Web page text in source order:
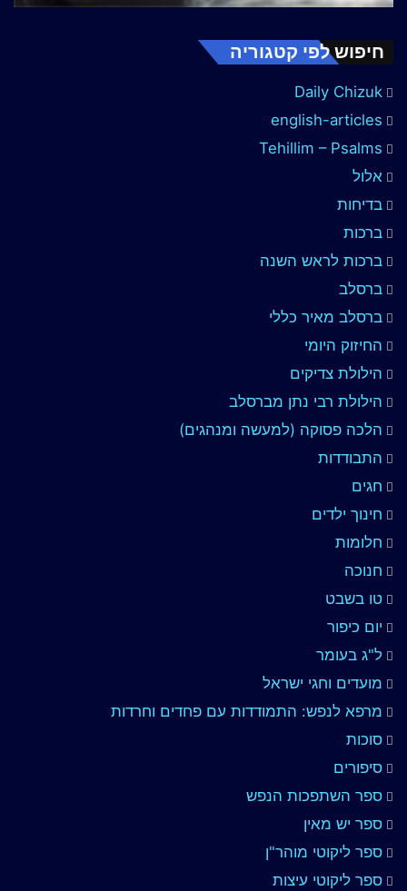
חיפוש לפי קטגוריה
Daily Chizuk
english-articles
Tehillim – Psalms
אלול
בדיחות
ברכות
ברכות לראש השנה
ברסלב
ברסלב מאיר כללי
החיזוק היומי
הילולת צדיקים
הילולת רבי נתן מברסלב
הלכה פסוקה (למעשה ומנהגים)
התבודדות
חגים
חינוך ילדים
חלומות
חנוכה
טו בשבט
יום כיפור
ל"ג בעומר
מועדים וחגי ישראל
מרפא לנפש: התמודדות עם פחדים וחרדות
סוכות
סיפורים
ספר השתפכות הנפש
ספר יש מאין
ספר ליקוטי מוהר"ן
ספר ליקוטי עיצות